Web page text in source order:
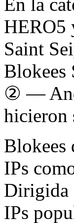
HERO5
Saint
Blokees
② —
hicieron
Blokees
IPs
Dirigida
IPs